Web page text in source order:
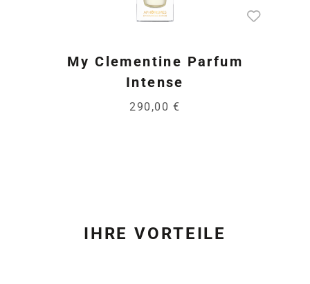
My Clementine Parfum
Intense
290,00 €
IHRE VORTEILE